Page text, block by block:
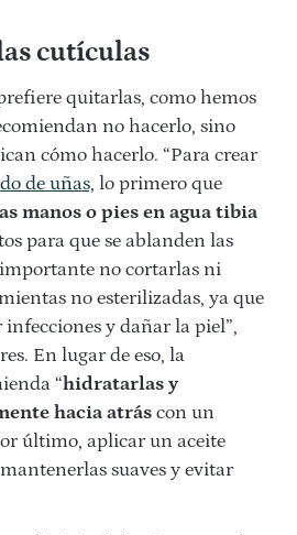
cutículas
quitarlas, como hemos
no hacerlo, sino
cómo hacerlo. “Para crear
de uñas, lo primero que
manos o pies en agua tibia
para que se ablanden las
no cortarlas ni
no esterilizadas, ya que
infecciones y dañar la piel”,
En lugar de eso, la
“hidratarlas y
hacia atrás con un
último, aplicar un aceite
suaves y evitar